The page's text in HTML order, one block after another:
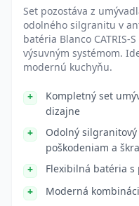
Set pozostáva z
odolného silgranitu v
batéria Blanco CATRIS-
výsuvným systémom.
modernú kuchyňu.
Kompletný set
dizajne
Odolný
poškodeniam a
Flexibilná batéria s
Moderná